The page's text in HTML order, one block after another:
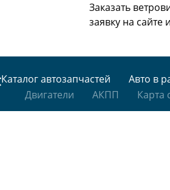
Заказать
заявку на сайте
Каталог автозапчастей
Авто в
Двигатели
АКПП Карта